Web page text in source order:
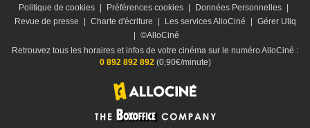
Politique de cookies
Préférences cookies Données Personnelles
Revue de presse
Charte d'écriture Les services AlloCiné
Gérer Utiq
©AlloCiné
Retrouvez tous les horaires et infos de votre cinéma sur le numéro AlloCiné :
0 892 892 892(0,90€/minute)